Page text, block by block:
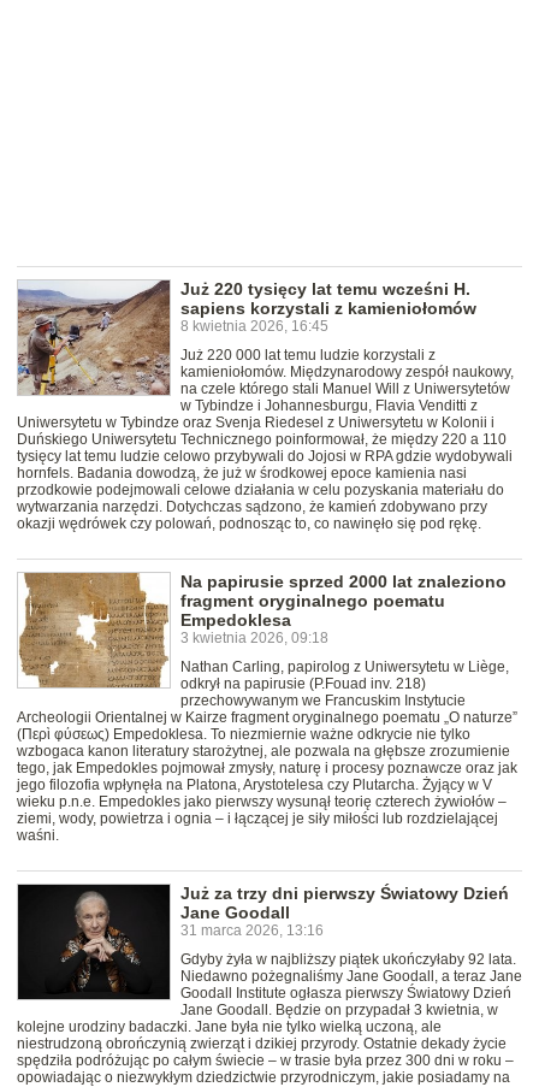
Już 220 tysięcy lat temu wcześni H.
sapiens korzystali z kamieniołomów
8 kwietnia 2026, 16:45
Już 220 000 lat temu ludzie korzystali z
kamieniołomów. Międzynarodowy zespół naukowy,
na czele którego stali Manuel Will z Uniwersytetów
w Tybindze i Johannesburgu, Flavia Venditti z
Uniwersytetu w Tybindze oraz Svenja Riedesel z Uniwersytetu w Kolonii i
Duńskiego Uniwersytetu Technicznego poinformował, że między 220 a 110
tysięcy lat temu ludzie celowo przybywali do Jojosi w RPA gdzie wydobywali
hornfels. Badania dowodzą, że już w środkowej epoce kamienia nasi
przodkowie podejmowali celowe działania w celu pozyskania materiału do
wytwarzania narzędzi. Dotychczas sądzono, że kamień zdobywano przy
okazji wędrówek czy polowań, podnosząc to, co nawinęło się pod rękę.
Na papirusie sprzed 2000 lat znaleziono
fragment oryginalnego poematu
Empedoklesa
3 kwietnia 2026, 09:18
Nathan Carling, papirolog z Uniwersytetu w Liège,
odkrył na papirusie (P.Fouad inv. 218)
przechowywanym we Francuskim Instytucie
Archeologii Orientalnej w Kairze fragment oryginalnego poematu „O naturze”
(Περὶ φύσεως) Empedoklesa. To niezmiernie ważne odkrycie nie tylko
wzbogaca kanon literatury starożytnej, ale pozwala na głębsze zrozumienie
tego, jak Empedokles pojmował zmysły, naturę i procesy poznawcze oraz jak
jego filozofia wpłynęła na Platona, Arystotelesa czy Plutarcha. Żyjący w V
wieku p.n.e. Empedokles jako pierwszy wysunął teorię czterech żywiołów –
ziemi, wody, powietrza i ognia – i łączącej je siły miłości lub rozdzielającej
waśni.
Już za trzy dni pierwszy Światowy Dzień
Jane Goodall
31 marca 2026, 13:16
Gdyby żyła w najbliższy piątek ukończyłaby 92 lata.
Niedawno pożegnaliśmy Jane Goodall, a teraz Jane
Goodall Institute ogłasza pierwszy Światowy Dzień
Jane Goodall. Będzie on przypadał 3 kwietnia, w
kolejne urodziny badaczki. Jane była nie tylko wielką uczoną, ale
niestrudzoną obrończynią zwierząt i dzikiej przyrody. Ostatnie dekady życie
spędziła podróżując po całym świecie – w trasie była przez 300 dni w roku –
opowiadając o niezwykłym dziedzictwie przyrodniczym, jakie posiadamy na